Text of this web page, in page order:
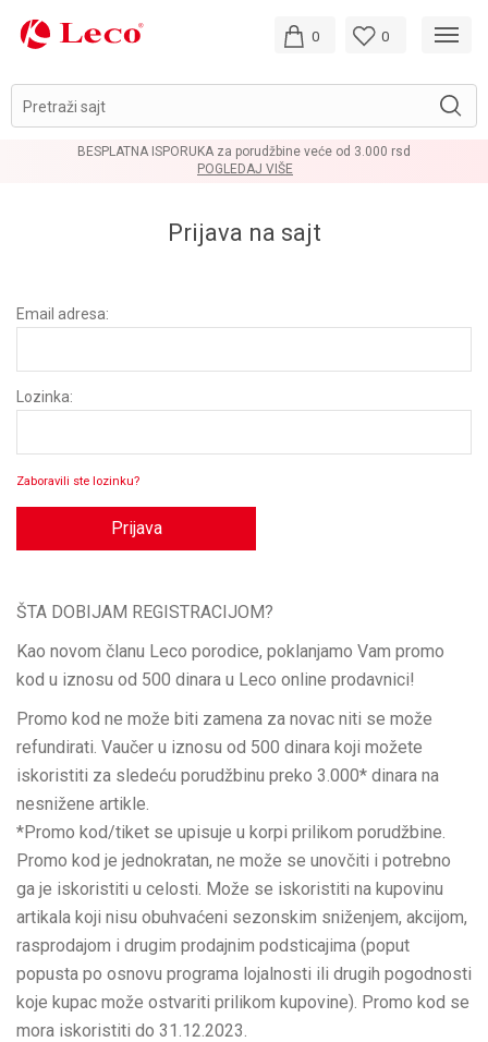
Pretraži sajt
0 0
BESPLATNA ISPORUKA za porudžbine veće od 3.000 rsd
POGLEDAJ VIŠE
Prijava na sajt
Email adresa:
Lozinka:
Zaboravili ste lozinku?
Prijava
ŠTA DOBIJAM REGISTRACIJOM?
Kao novom članu Leco porodice, poklanjamo Vam promo
kod u iznosu od 500 dinara u Leco online prodavnici!
Promo kod ne može biti zamena za novac niti se može
refundirati. Vaučer u iznosu od 500 dinara koji možete
iskoristiti za sledeću porudžbinu preko 3.000* dinara na
nesnižene artikle.
*Promo kod/tiket se upisuje u korpi prilikom porudžbine.
Promo kod je jednokratan, ne može se unovčiti i potrebno
ga je iskoristiti u celosti. Može se iskoristiti na kupovinu
artikala koji nisu obuhvaćeni sezonskim sniženjem, akcijom,
rasprodajom i drugim prodajnim podsticajima (poput
popusta po osnovu programa lojalnosti ili drugih pogodnosti
koje kupac može ostvariti prilikom kupovine). Promo kod se
mora iskoristiti do 31.12.2023.